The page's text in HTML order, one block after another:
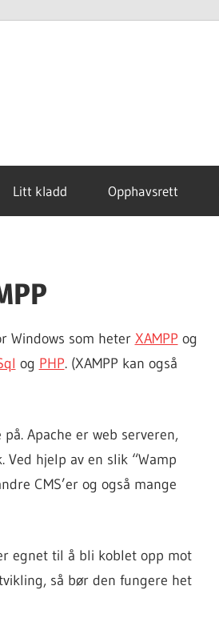
Litt kladd Opphavsrett
Windows som heter XAMPP og
og PHP. (XAMPP kan også
Apache er web serveren,
hjelp av en slik “Wamp
CMS’er og også mange
egnet til å bli koblet opp mot
så bør den fungere het